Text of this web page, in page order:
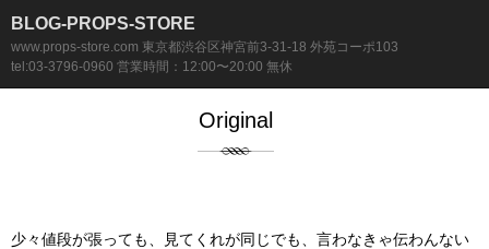
BLOG-PROPS-STORE
www.props-store.com 東京都渋谷区神宮前3-31-18 外苑コーポ103
tel:03-3796-0960 営業時間：12:00〜20:00 無休
Original
少々値段が張っても、見てくれが同じでも、言わなきゃ伝わんない